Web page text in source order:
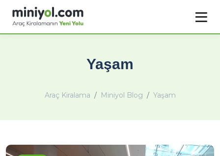
Yaşam
Araç Kiralama Miniyol Blog Yaşam